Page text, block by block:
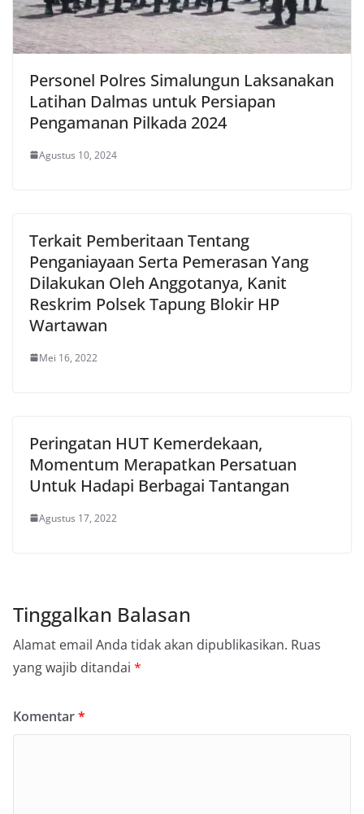
Personel Polres Simalungun Laksanakan
Latihan Dalmas untuk Persiapan
Pengamanan Pilkada 2024
Agustus 10, 2024
Terkait Pemberitaan Tentang
Penganiayaan Serta Pemerasan Yang
Dilakukan Oleh Anggotanya, Kanit
Reskrim Polsek Tapung Blokir HP
Wartawan
Mei 16, 2022
Peringatan HUT Kemerdekaan,
Momentum Merapatkan Persatuan
Untuk Hadapi Berbagai Tantangan
Agustus 17, 2022
Tinggalkan Balasan
Alamat email Anda tidak akan dipublikasikan. Ruas
yang wajib ditandai *
Komentar*